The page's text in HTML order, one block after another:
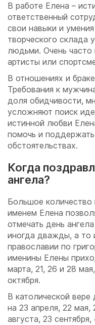
В работе Елена –
ответственный
свои навыки и
творческого склада
людьми. Очень
артисты или
В отношениях и
Требования к
доля обидчивости,
усложняют поиск
истинной любви
помочь и
обстоятельствах.
Когда
ангела?
Большое количество
именем Елена
отмечать день
иногда дважды, а то
православии по
именины Елены
марта, 21, 26 и 28
октября.
В католической вере
на 23 апреля, 22 мая,
августа, 23